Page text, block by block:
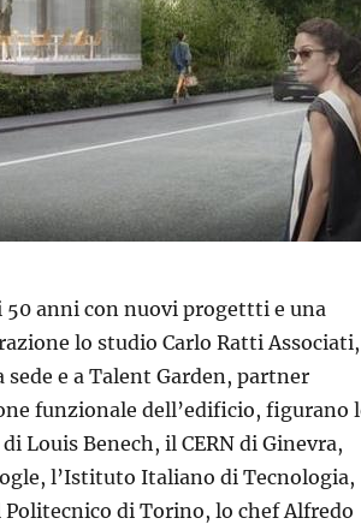
50 anni con nuovi progettti e una
lo studio Carlo Ratti Associati,
e a TalentGarden, partner
funzionale dell’edificio, figurano
Louis Benech, il CERN di Ginevra,
l’Istituto Italiano di Tecnologia,
Politecnico di Torino, lo chef Alfredo